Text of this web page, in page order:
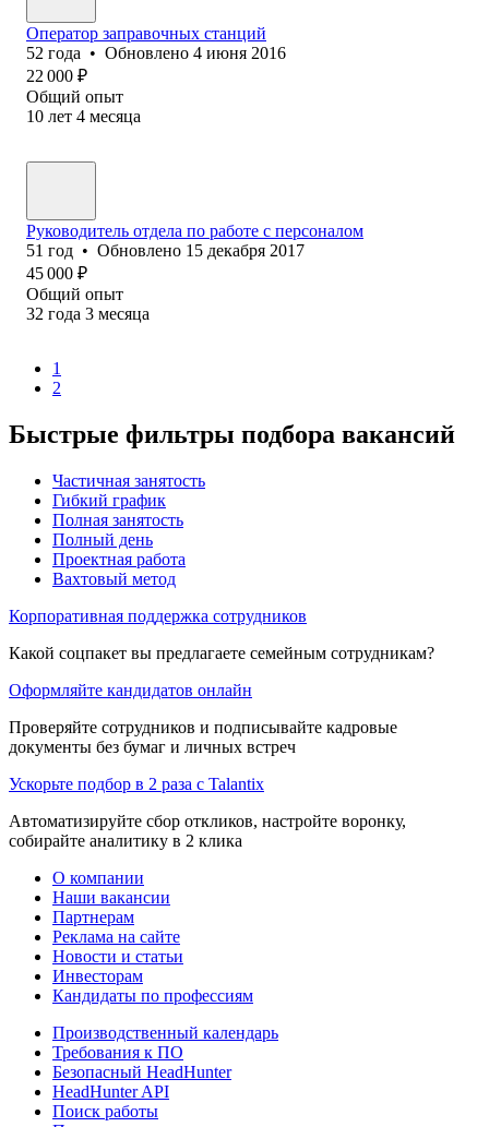
Оператор заправочных станций
52 года • Обновлено 4 июня 2016
22 000 ₽
Общий опыт
10 лет 4 месяца
Руководитель отдела по работе с персоналом
51 год • Обновлено 15 декабря 2017
45 000 ₽
Общий опыт
32 года 3 месяца
1
2
Быстрые фильтры подбора вакансий
Частичная занятость
Гибкий график
Полная занятость
Полный день
Проектная работа
Вахтовый метод
Корпоративная поддержка сотрудников
Какой соцпакет вы предлагаете семейным сотрудникам?
Оформляйте кандидатов онлайн
Проверяйте сотрудников и подписывайте кадровые
документы без бумаг и личных встреч
Ускорьте подбор в 2 раза с Talantix
Автоматизируйте сбор откликов, настройте воронку,
собирайте аналитику в 2 клика
О компании
Наши вакансии
Партнерам
Реклама на сайте
Новости и статьи
Инвесторам
Кандидаты по профессиям
Производственный календарь
Требования к ПО
Безопасный HeadHunter
HeadHunter API
Поиск работы